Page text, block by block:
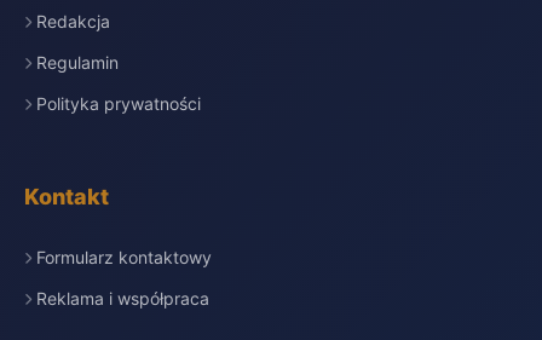
Redakcja
Regulamin
Polityka prywatności
Kontakt
Formularz kontaktowy
Reklama i współpraca